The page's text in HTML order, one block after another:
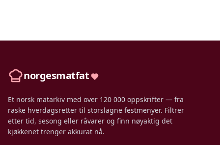
norgesmatfat
Et norsk matarkiv med over 120 000 oppskrifter — fra
raske hverdagsretter til storslagne festmenyer. Filtrer
etter tid, sesong eller råvarer og finn nøyaktig det
kjøkkenet trenger akkurat nå.